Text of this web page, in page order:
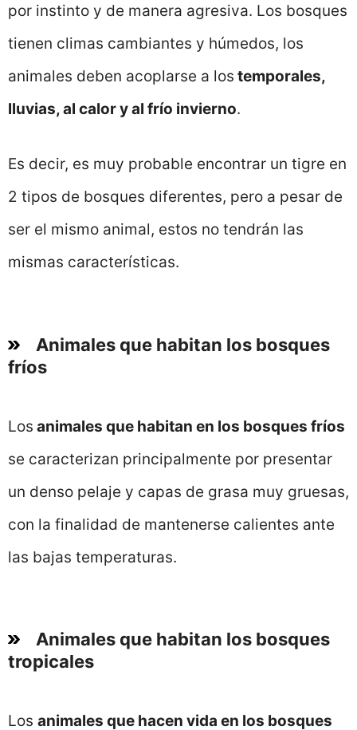
por instinto y de manera agresiva. Los bosques
tienen climas cambiantes y húmedos, los
animales deben acoplarse a los temporales,
lluvias, al calor y al frío invierno.
Es decir, es muy probable encontrar un tigre en
2 tipos de bosques diferentes, pero a pesar de
ser el mismo animal, estos no tendrán las
mismas características.
Animales que habitan los bosques
fríos
Los animales que habitan en los bosques fríos
se caracterizan principalmente por presentar
un denso pelaje y capas de grasa muy gruesas,
con la finalidad de mantenerse calientes ante
las bajas temperaturas.
Animales que habitan los bosques
tropicales
Los animales que hacen vida en los bosques